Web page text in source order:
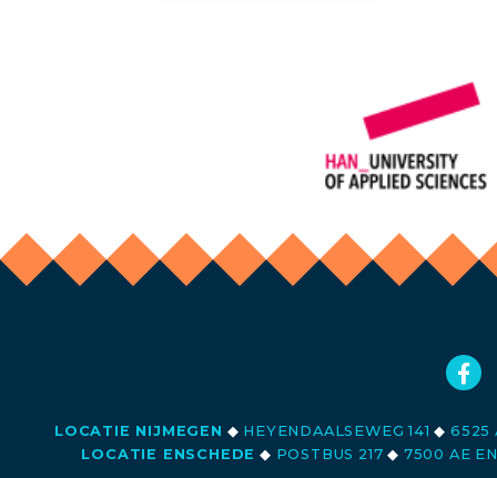
LOCATIE NIJMEGEN ◆ HEYENDAALSEWEG 141◆ 6525
LOCATIE ENSCHEDE ◆ POSTBUS 217◆ 7500 AE